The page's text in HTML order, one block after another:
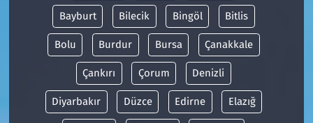
Bayburt Bilecik Bingöl Bitlis
Bolu Burdur Bursa Çanakkale
Çankırı Çorum Denizli
Diyarbakır Düzce Edirne Elazığ